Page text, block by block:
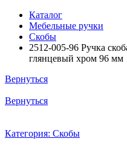
Каталог
Мебельные ручки
Скобы
2512-005-96 Ручка
глянцевый хром 96 мм
Вернуться
Вернуться
Категория: Скобы